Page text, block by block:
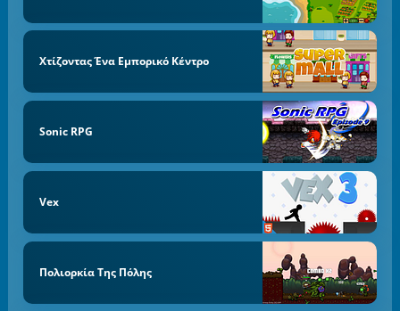
Χτίζοντας Ένα Εμπορικό Κέντρο
Sonic RPG
Vex
Πολιορκία Της Πόλης